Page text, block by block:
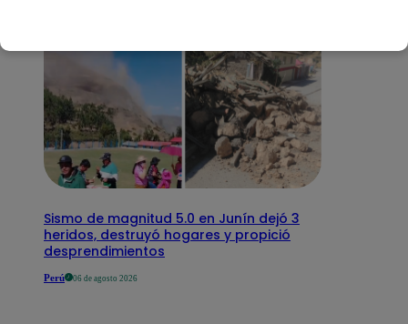
Sismo de magnitud 5.0 en Junín dejó 3
heridos, destruyó hogares y propició
desprendimientos
Perú 06 de agosto 2026